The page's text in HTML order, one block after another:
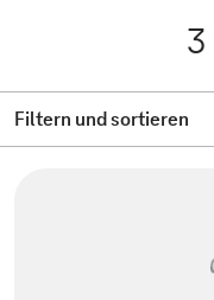
3
Filtern und sortieren